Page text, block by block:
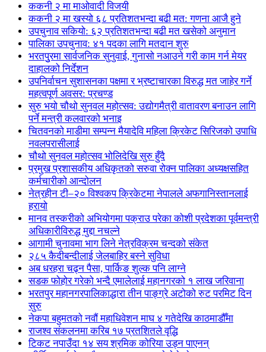
ककनी २ मा माओवादी विजयी
ककनी २ मा खस्यो ६८ प्रतिशतभन्दा बढी मत: गणना आजै हुने
उपचुनाव सकियो: ६२ प्रतिशतभन्दा बढी मत खसेको अनुमान
पालिका उपचुनाव: ४१ पदका लागि मतदान शुरु
भरतपुुरमा सार्वजनिक सुनुवाई, गुनासो नआउने गरी काम गर्न मेयर
दाहालको निर्देशन
उपनिर्वाचन सुशासनका पक्षमा र भ्रष्टाचारका विरुद्ध मत जाहेर गर्ने
महत्वपूर्ण अवसर: प्रचण्ड
सुरु भयो चौथो सुनवल महोत्सव: उद्योगमैत्री वातावरण बनाउन लागि
पर्ने मन्त्री कलवारको भनाइ
चितवनको माडीमा सम्पन्न मैयादेवि महिला क्रिकेट सिरिजको उपाधि
नवलपरासीलाई
चौथो सुनवल महोत्सव भोलिदेखि सुरु हुँदै
प्रमुख प्रशासकीय अधिकृतको सरुवा रोक्न पालिका अध्यक्षसहित
कर्मचारीको आन्दोलन
नेत्रहीन टी–२० विश्वकप क्रिकेटमा नेपालले अफगानिस्तानलाई
हरायो
मानव तस्करीको अभियोगमा पक्राउ परेका कोशी प्रदेशका पूर्वमन्त्री
अधिकारीविरुद्ध मुद्दा नचल्ने
आगामी चुनावमा भाग लिने नेत्रविक्रम चन्दको संकेत
२८५ कैदीबन्दीलाई जेलबाहिर बस्ने सुविधा
अब धरहरा चढ्न पैसा, पार्किङ शुल्क पनि लाग्ने
सडक फोहोर गरेको भन्दै एमालेलाई महानगरको १ लाख जरिवाना
भरतपुर महानगरपालिकाद्धारा तीन पाङ्ग्रे अटोको रुट परमिट दिन
सुरु
नेकपा बहुमतको नवौं महाधिवेशन माघ ४ गतेदेखि काठमाडौँमा
राजश्व संकलनमा करिब १७ प्रतशितले वृद्धि
टिकट नपाउँदा १४ सय श्रमिक कोरिया उड्न पाएनन्